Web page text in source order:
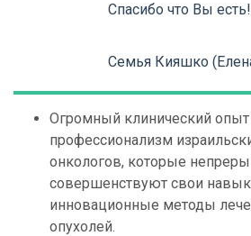
Спасибо что Вы есть!
Cемья Кияшко
Огромный клинический
профессионализм
онкологов, которые
совершенствуют свои
инновационные методы
опухолей.